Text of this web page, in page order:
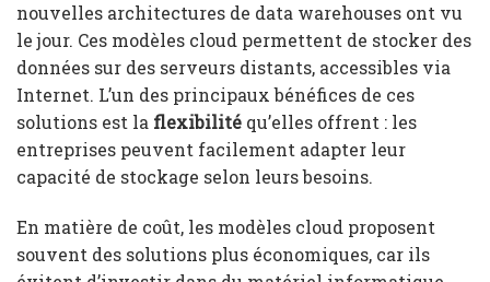
nouvelles architectures de data warehouses ont vu
le jour. Ces modèles cloud permettent de stocker des
données sur des serveurs distants, accessibles via
Internet. L’un des principaux bénéfices de ces
solutions est la flexibilité qu’elles offrent : les
entreprises peuvent facilement adapter leur
capacité de stockage selon leurs besoins.
En matière de coût, les modèles cloud proposent
souvent des solutions plus économiques, car ils